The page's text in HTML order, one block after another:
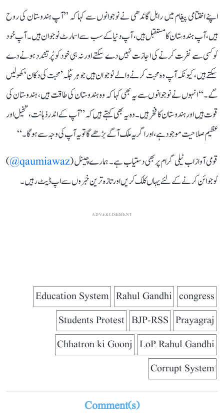
اپنے اختتامی پیغام میں راہل گاندھی نے نوجوانوں سے کہا کہ ’’آپ ہندوستان کی روح
ہیں، آپ ہندوستان کا مستقبل ہیں، آپ دنیا کے سب سے اسمارٹ نوجوان ہیں۔ آپ خود
کو کسی سے نفرت کرنے کی اجازت نہیں دے سکتے اور نہ ہی خود کو پُرتشدد ہونے دے
سکتے ہیں، کیونکہ آپ وہ محبت کرنے والے نوجوان ہیں جو ہر جگہ ’محبت کی دکان‘ کھولیں
گے۔‘‘ انہوں نے نوجوانوں سے یہ بھی کہا کہ وہ ہندوستان کی طاقت ہیں، ہندوستان کی
قوت ہیں اور ہندوستان کا فخر ہیں۔ وہ یہ بھی کہتے ہیں کہ ’’آپ کے اندر ذہانت، تخیل اور
عظیم صلاحیت موجود ہے، اور اگر یہ ملک آگے بڑھے گا تو یہ آپ کی وجہ سے ہوگا۔‘‘
قومی آواز اب ٹیلی گرام پر بھی دستیاب ہے۔ ہمارے چینل (qaumiawaz@
)
کو جوائن کرنے کے لئے یہاں کلک کریں اور تازہ ترین خبروں سے اپ ڈیٹ رہیں۔
ADVERTISEMENT
congress
Rahul Gandhi
Education System
Prayagraj
BJP-RSS
Students Protest
LoP Rahul Gandhi
Chhatron ki Goonj
Corrupt System
Comment(s)